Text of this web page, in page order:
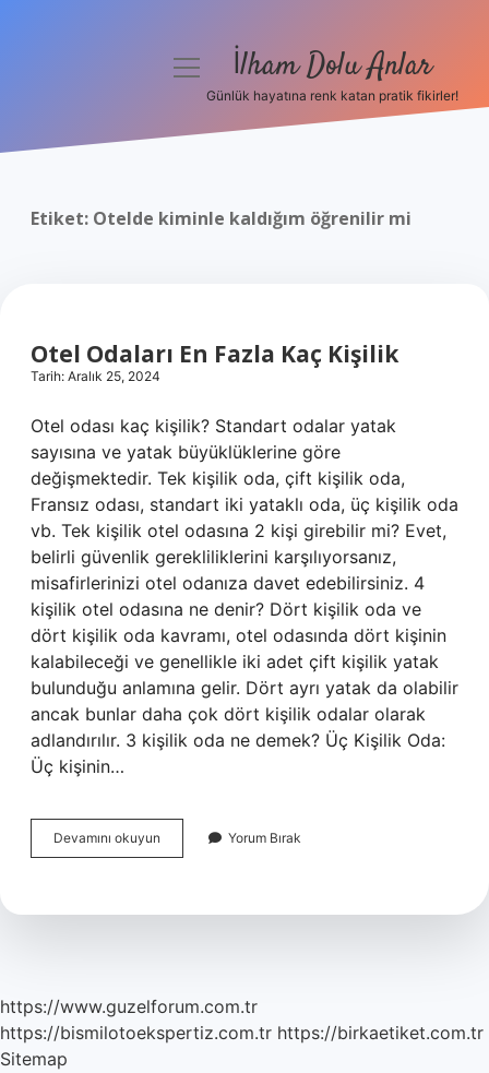
menüyü İlham Dolu Anlar
Günlük hayatına renk katan pratik fikirler!
Etiket: Otelde kiminle kaldığım öğrenilir mi
Otel Odaları En Fazla Kaç Kişilik
Tarih: Aralık 25, 2024
Otel odası kaç kişilik? Standart odalar yatak
sayısına ve yatak büyüklüklerine göre
değişmektedir. Tek kişilik oda, çift kişilik oda,
Fransız odası, standart iki yataklı oda, üç kişilik oda
vb. Tek kişilik otel odasına 2 kişi girebilir mi? Evet,
belirli güvenlik gerekliliklerini karşılıyorsanız,
misafirlerinizi otel odanıza davet edebilirsiniz. 4
kişilik otel odasına ne denir? Dört kişilik oda ve
dört kişilik oda kavramı, otel odasında dört kişinin
kalabileceği ve genellikle iki adet çift kişilik yatak
bulunduğu anlamına gelir. Dört ayrı yatak da olabilir
ancak bunlar daha çok dört kişilik odalar olarak
adlandırılır. 3 kişilik oda ne demek? Üç Kişilik Oda:
Üç kişinin…
Devamını okuyun
Odaları
Kaç
Yorum Bırak
https://www.guzelforum.com.tr
https://bismilotoekspertiz.com.tr https://birkaetiket.com.tr
Sitemap